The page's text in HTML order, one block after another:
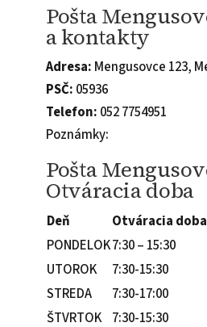
Pošta
a kontakty
Adresa: Mengusovce 123,
PSČ: 05936
Telefon: 052 7754951
Poznámky:
Pošta
Otváracia doba
Deň Otváracia doba
PONDELOK7:30 – 15:30
UTOROK
7:30-15:30
STREDA
7:30-17:00
ŠTVRTOK 7:30-15:30